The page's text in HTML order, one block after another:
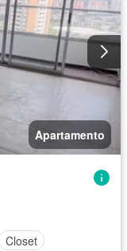
Apartamento
Closet